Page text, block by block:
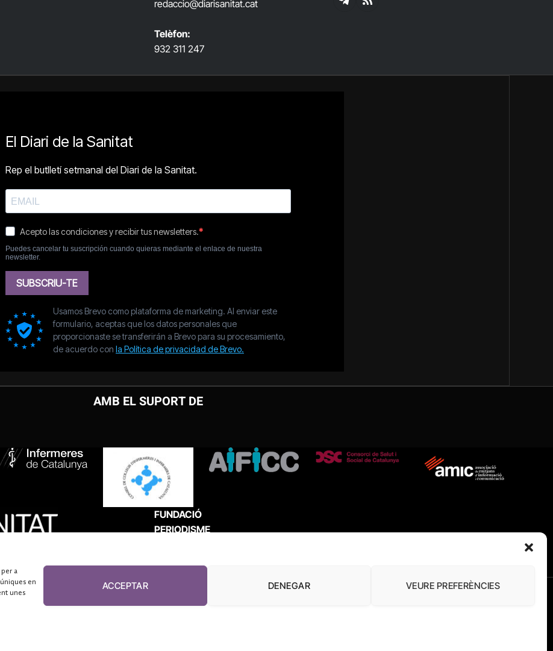
a
en
unes
ACCEPTAR DENEGAR VEURE PREFERÈNCIES
redaccio@diarisanitat.cat
Telèfon:
932 311 247
TelegramRSS
AMB EL SUPORT DE
FUNDACIÓ
PERIODISME